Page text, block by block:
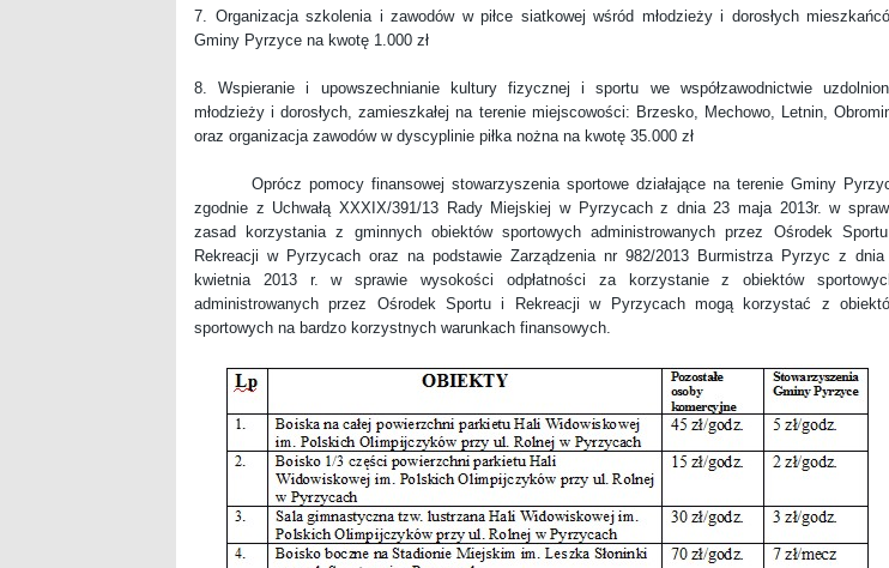
7. Organizacja szkolenia i zawodów w piłce siatkowej wśród młodzieży i dorosłych
Gminy Pyrzyce na kwotę 1.000 zł
8. Wspieranie i upowszechnianie kultury fizycznej i sportu we współzawodnictwie
młodzieży i dorosłych, zamieszkałej na terenie miejscowości: Brzesko, Mechowo, Letnin,
oraz organizacja zawodów w dyscyplinie piłka nożna na kwotę 35.000 zł
Oprócz pomocy finansowej stowarzyszenia sportowe działające na terenie Gminy
zgodnie z Uchwałą XXXIX/391/13 Rady Miejskiej w Pyrzycach z dnia 23 maja 2013r. w
zasad korzystania z gminnych obiektów sportowych administrowanych przez Ośrodek
Rekreacji w Pyrzycach oraz na podstawie Zarządzenia nr 982/2013 Burmistrza Pyrzyc z
kwietnia 2013 r. w sprawie wysokości odpłatności za korzystanie z obiektów
administrowanych przez Ośrodek Sportu i Rekreacji w Pyrzycach mogą korzystać z
sportowych na bardzo korzystnych warunkach finansowych.